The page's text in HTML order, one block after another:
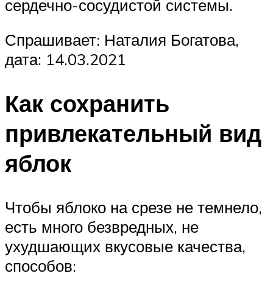
сердечно-сосудистой системы.
Спрашивает: Наталия Богатова,
дата: 14.03.2021
Как сохранить
привлекательный вид
яблок
Чтобы яблоко на срезе не темнело,
есть много безвредных, не
ухудшающих вкусовые качества,
способов: